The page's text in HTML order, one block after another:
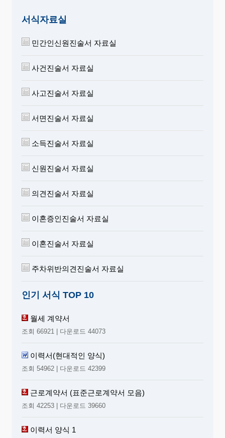
서식자료실
민간인신원진술서 자료실
사건진술서 자료실
사고진술서 자료실
서면진술서 자료실
소득진술서 자료실
신원진술서 자료실
의견진술서 자료실
이혼증인진술서 자료실
이혼진술서 자료실
주차위반의견진술서 자료실
인기 서식 TOP 10
월세 계약서
조회 66921 | 다운로드 44073
이력서(현대적인 양식)
조회 54962 | 다운로드 42399
근로계약서 (표준근로계약서 모음)
조회 42253 | 다운로드 39660
이력서 양식 1